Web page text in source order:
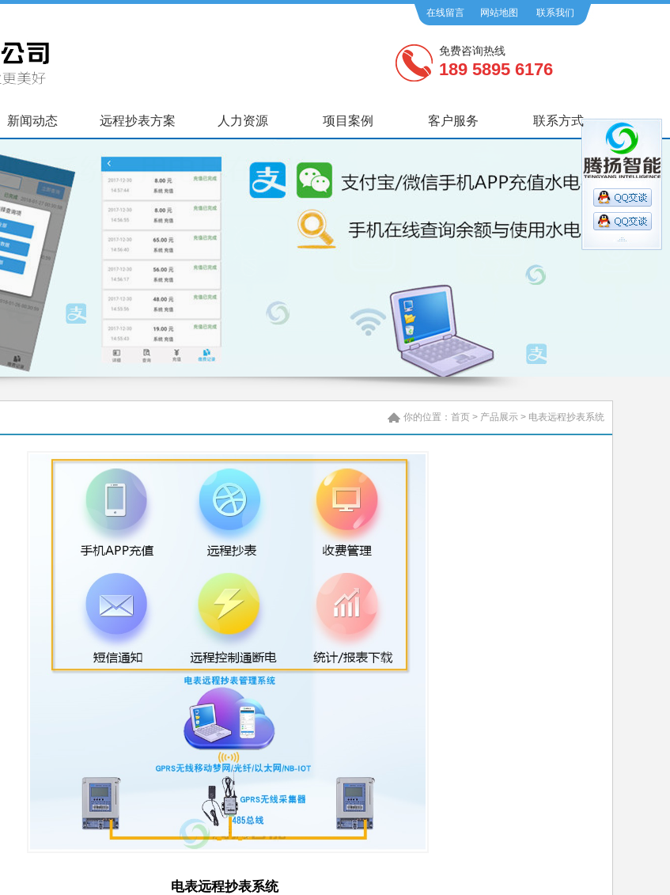
在线留言 网站地图 联系我们
免费咨询热线
189 5895 6176
新闻动态 远程抄表方案 人力资源 项目案例 客户服务 联系方式
你的位置： 首页 > 产品展示 > 电表远程抄表系统
电表远程抄表系统